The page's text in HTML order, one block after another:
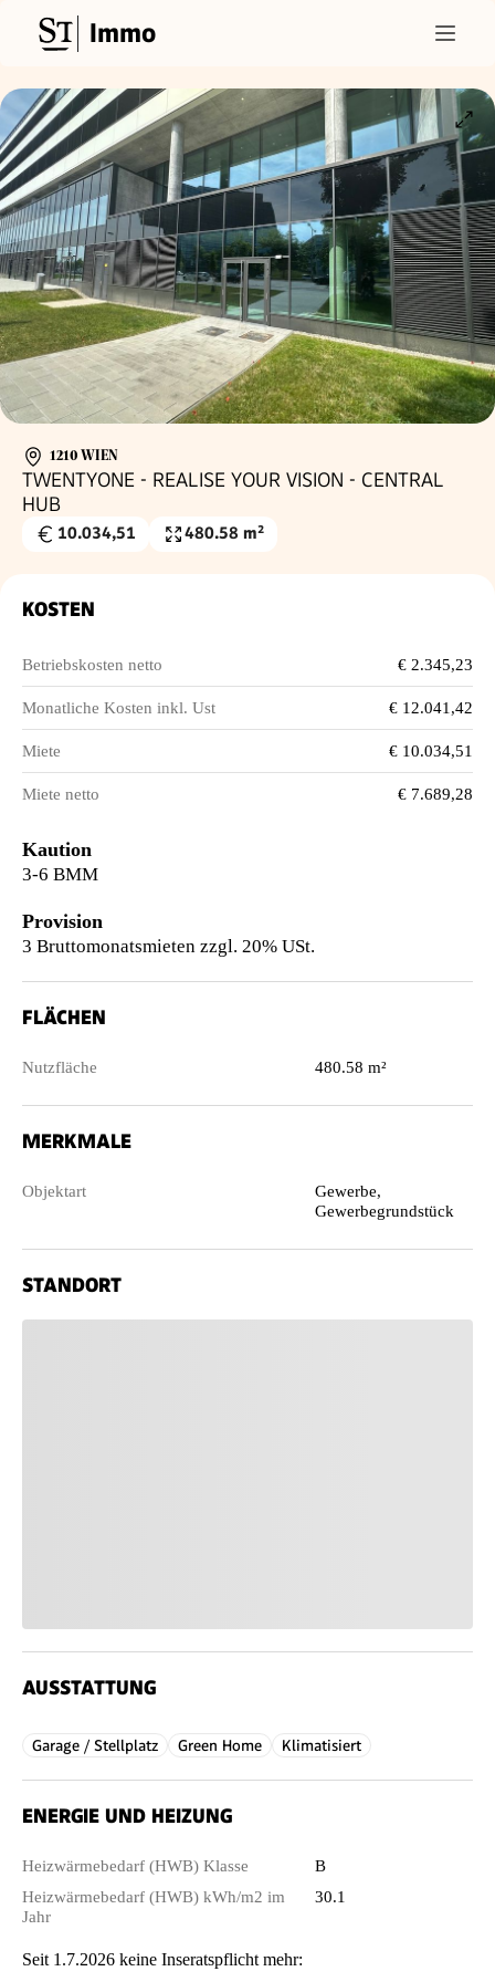
Immo
1210 WIEN
TWENTYONE - REALISE YOUR VISION - CENTRAL
HUB
Gesamtmiete
10.034,51
Nutzfläche
480.58 m²
KOSTEN
Betriebskosten netto € 2.345,23
Monatliche Kosten inkl. Ust € 12.041,42
Miete € 10.034,51
Miete netto € 7.689,28
Kaution
3-6 BMM
Provision
3 Bruttomonatsmieten zzgl. 20% USt.
FLÄCHEN
Nutzfläche 480.58 m²
MERKMALE
Objektart
Gewerbe,
Gewerbegrundstück
STANDORT
AUSSTATTUNG
Garage / Stellplatz Green Home Klimatisiert
ENERGIE UND HEIZUNG
Heizwärmebedarf (HWB) Klasse
B
Heizwärmebedarf (HWB) kWh/m2 im
Jahr
30.1
Seit 1.7.2026 keine Inseratspflicht mehr: